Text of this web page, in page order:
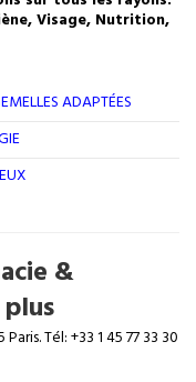
Visage, Nutrition,
ADAPTÉES
&
Tél: +33 1 45 77 33 30